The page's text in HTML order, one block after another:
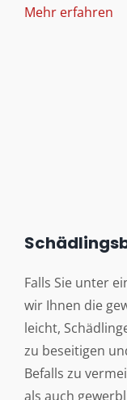
Mehr erfahren
Falls Sie unter
wir Ihnen die
leicht,
zu beseitigen
Befalls zu
als auch